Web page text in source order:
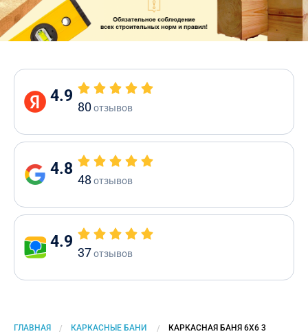
4.9
80отзывов
4.8
48 отзывов
4.9
37отзывов
ГЛАВНАЯ КАРКАСНЫЕ БАНИ CURRENT:
КАРКАСНАЯ БАНЯ 6Х6 3